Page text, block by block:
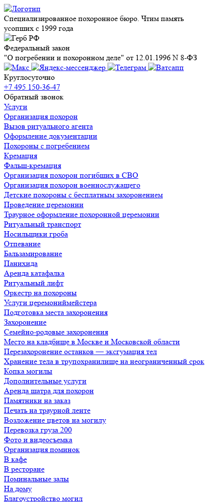
Специализированное похоронное бюро. Чтим память
усопших с 1999 года
Федеральный закон
"О погребении и похоронном деле" от 12.01.1996 N 8-ФЗ
Круглосуточно
+7 495 150-36-47
Обратный звонок
Услуги
Организация похорон
Вызов ритуального агента
Оформление документации
Похороны с погребением
Кремация
Фальш-кремация
Организация похорон погибших в СВО
Организация похорон военнослужащего
Детские похороны с бесплатным захоронением
Проведение церемонии
Траурное оформление похоронной церемонии
Ритуальный транспорт
Носильщики гроба
Отпевание
Бальзамирование
Панихида
Аренда катафалка
Ритуальный лифт
Оркестр на похороны
Услуги церемониймейстера
Подготовка места захоронения
Захоронение
Семейно-родовые захоронения
Место на кладбище в Москве и Московской области
Перезахоронение останков — эксгумация тел
Хранение тела в трупохранилище на неограниченный срок
Копка могилы
Дополнительные услуги
Аренда шатра для похорон
Памятники на заказ
Печать на траурной ленте
Возложение цветов на могилу
Перевозка груза 200
Фото и видеосъемка
Организация поминок
В кафе
В ресторане
Поминальные залы
На дому
Благоустройство могил